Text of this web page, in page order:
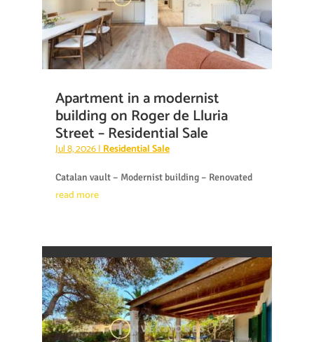
Apartment in a modernist
building on Roger de Lluria
Street – Residential Sale
Jul 8, 2026|Residential Sale
Catalan vault – Modernist building – Renovated
read more